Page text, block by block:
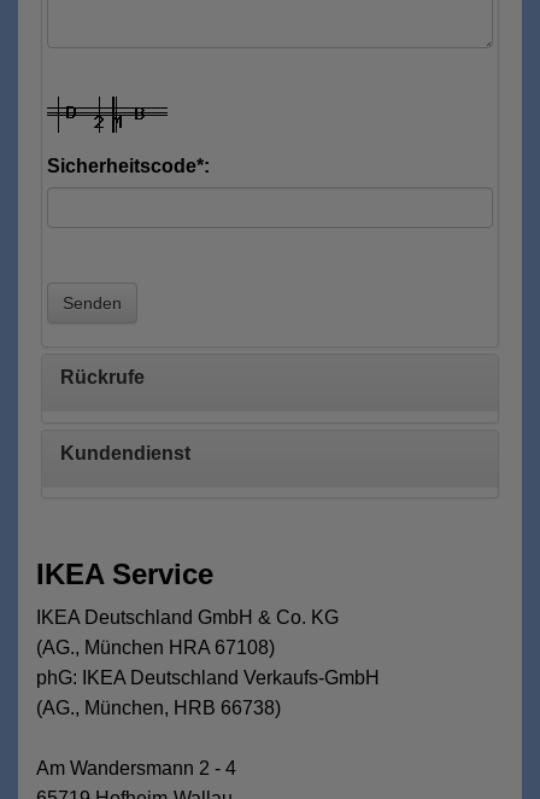
Sicherheitscode*:
Senden
Rückrufe
Kundendienst
IKEA Service
IKEA Deutschland GmbH & Co. KG
(AG., München HRA 67108)
phG: IKEA Deutschland Verkaufs-GmbH
(AG., München, HRB 66738)
Am Wandersmann 2 - 4